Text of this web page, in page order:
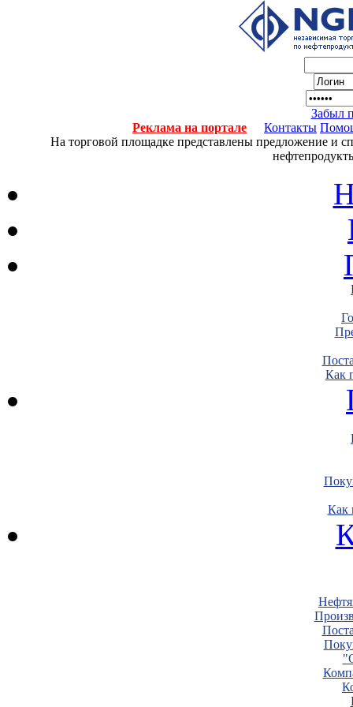
Забыл
Реклама на портале
Контакты
На торговой площадке представлены предложение и
Как
Как